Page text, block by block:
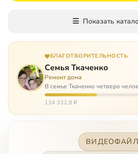
Показать
БЛАГОТВОРИТЕЛЬНОСТЬ
Семья Ткаченко
Ремонт дома
В семье Ткаченко четверо
сыновей. И это семья –
и бед, что хватило бы на много
134 332,8 ₽
ВИДЕОФАЙЛ